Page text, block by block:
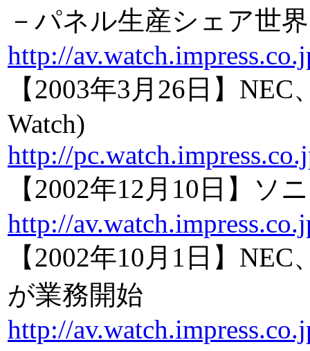
－パネル生産シェア世
http://
【2003年3月26日】
Watch)
http://
【2002年12月10日】ソ
http://
【2002年10月1日】
が業務開始
http://